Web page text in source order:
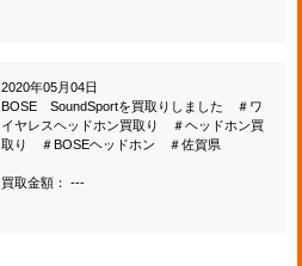
2020年05月04日
BOSE SoundSportを買取りしました ＃ワ
イヤレスヘッドホン買取り ＃ヘッドホン買
取り ＃BOSEヘッドホン ＃佐賀県
買取金額： ---